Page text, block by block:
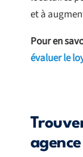
et à
Pour en
évaluer le
agence